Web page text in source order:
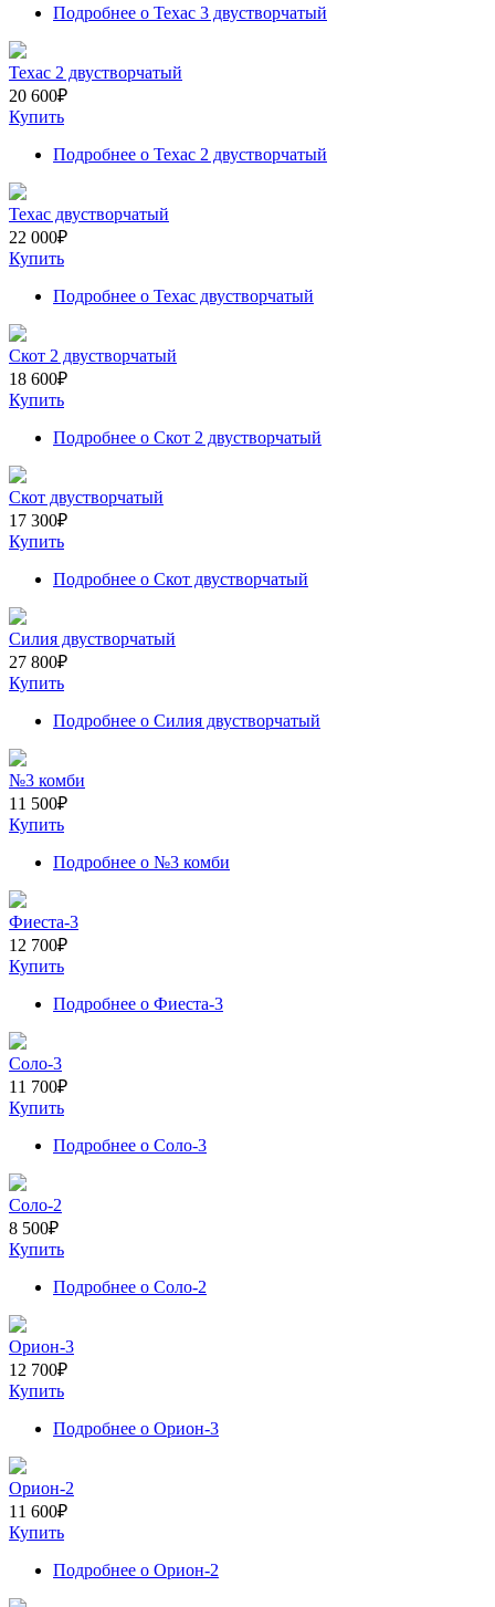
Подробнее о Техас 3 двустворчатый
Техас 2 двустворчатый
20 600₽
Купить
Подробнее о Техас 2 двустворчатый
Техас двустворчатый
22 000₽
Купить
Подробнее о Техас двустворчатый
Скот 2 двустворчатый
18 600₽
Купить
Подробнее о Скот 2 двустворчатый
Скот двустворчатый
17 300₽
Купить
Подробнее о Скот двустворчатый
Силия двустворчатый
27 800₽
Купить
Подробнее о Силия двустворчатый
№3 комби
11 500₽
Купить
Подробнее о №3 комби
Фиеста-3
12 700₽
Купить
Подробнее о Фиеста-3
Соло-3
11 700₽
Купить
Подробнее о Соло-3
Соло-2
8 500₽
Купить
Подробнее о Соло-2
Орион-3
12 700₽
Купить
Подробнее о Орион-3
Орион-2
11 600₽
Купить
Подробнее о Орион-2